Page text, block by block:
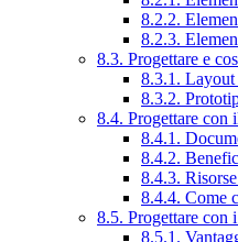
8.2.2.
8.2.3.
8.3. Progettare e
8.3.1. Layout
8.3.2.
8.4. Progettare con
8.4.1.
8.4.2.
8.4.3.
8.4.4. Come
8.5. Progettare con
8.5.1.